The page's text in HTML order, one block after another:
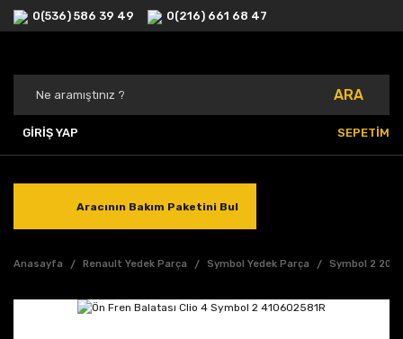
0(536) 586 39 49 0(216) 661 68 47
ARA
GİRİŞ YAP SEPETİM
Aracının Bakım Paketini Bul
Anasayfa Renault Yedek Parça Symbol Yedek Parça Symbol 2